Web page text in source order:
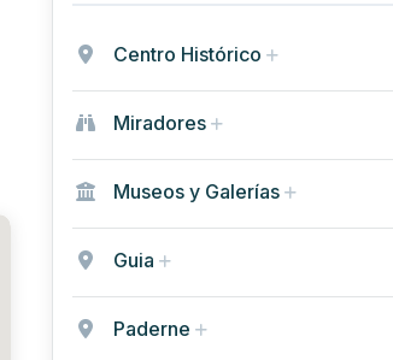
Centro Histórico
Miradores
Museos y Galerías
Guia
Paderne